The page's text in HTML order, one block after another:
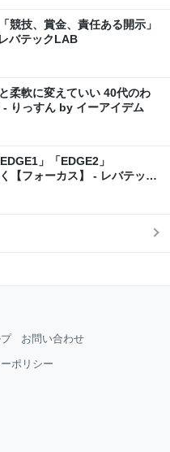
技、賞金、責任ある開示」
バテックLAB
柔軟に変えていい 40代のわ
りっすん by イーアイデム
」「EDGE2」
【フォーカス】 - レバテック
お問い合わせ
ポリシー